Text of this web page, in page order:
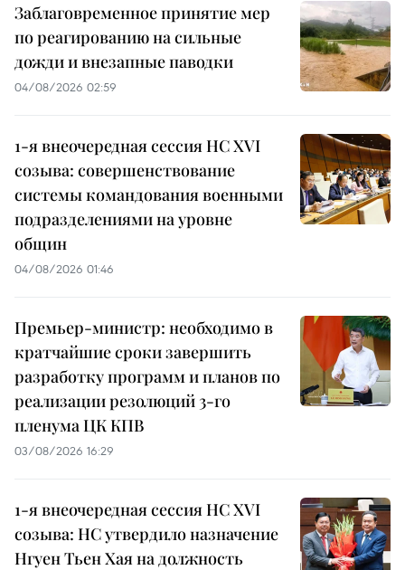
Заблаговременное принятие мер
по реагированию на сильные
дожди и внезапные паводки
04/08/2026 02:59
1-я внеочередная сессия НС XVI
созыва: совершенствование
системы командования военными
подразделениями на уровне
общин
04/08/2026 01:46
Премьер-министр: необходимо в
кратчайшие сроки завершить
разработку программ и планов по
реализации резолюций 3-го
пленума ЦК КПВ
03/08/2026 16:29
1-я внеочередная сессия НС XVI
созыва: НС утвердило назначение
Нгуен Тьен Хая на должность